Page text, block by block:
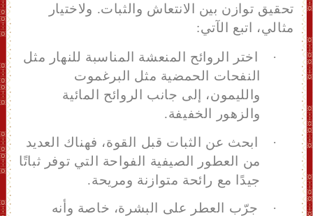
تحقيق توازن بين الانتعاش والثبات. ولاختيار
مثالي، اتبع الآتي:
·
اختر الروائح المنعشة المناسبة للنهار
مثل
النفحات الحمضية مثل البرغموت
والليمون، إلى جانب الروائح المائية
والزهور الخفيفة.
·
ابحث عن الثبات قبل القوة، فهناك العديد
من العطور الصيفية الفواحة التي توفر ثباتًا
جيدًا مع رائحة متوازنة ومريحة.
·
جرّب العطر على البشرة، خاصة وأنه